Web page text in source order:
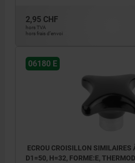
2,95 CHF
hors TVA
hors frais d’envoi
06180 E
ECROU CROISILLON SIMILAIRES
D1=50, H=32, FORME:E,